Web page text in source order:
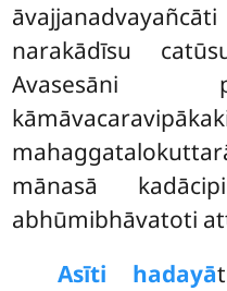
narakādīsu
Avasesāni
mānasā
abhūmibhāvatoti
Asīti hadayā